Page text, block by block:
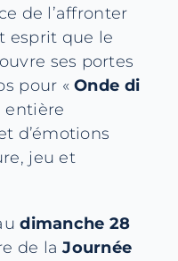
de l’affronter
esprit que le
ouvre ses portes
pour «Onde di
entière
d’émotions
jeu et
dimanche 28
de laJournée